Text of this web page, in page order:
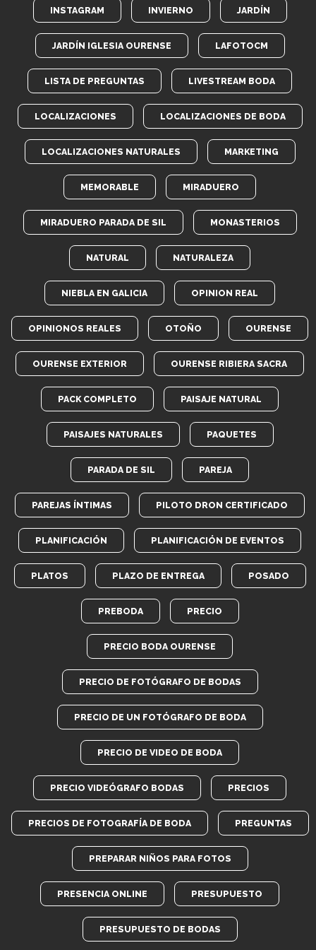
INSTAGRAM INVIERNO JARDÍN
JARDÍN IGLESIA OURENSE LAFOTOCM
LISTA DE PREGUNTAS LIVESTREAM BODA
LOCALIZACIONES LOCALIZACIONES DE BODA
LOCALIZACIONES NATURALES MARKETING
MEMORABLE MIRADUERO
MIRADUERO PARADA DE SIL MONASTERIOS
NATURAL NATURALEZA
NIEBLA EN GALICIA OPINION REAL
OPINIONOS REALES OTOÑO OURENSE
OURENSE EXTERIOR OURENSE RIBIERA SACRA
PACK COMPLETO PAISAJE NATURAL
PAISAJES NATURALES PAQUETES
PARADA DE SIL PAREJA
PAREJAS ÍNTIMAS PILOTO DRON CERTIFICADO
PLANIFICACIÓN PLANIFICACIÓN DE EVENTOS
PLATOS PLAZO DE ENTREGA POSADO
PREBODA PRECIO
PRECIO BODA OURENSE
PRECIO DE FOTÓGRAFO DE BODAS
PRECIO DE UN FOTÓGRAFO DE BODA
PRECIO DE VIDEO DE BODA
PRECIO VIDEÓGRAFO BODAS PRECIOS
PRECIOS DE FOTOGRAFÍA DE BODA PREGUNTAS
PREPARAR NIÑOS PARA FOTOS
PRESENCIA ONLINE PRESUPUESTO
PRESUPUESTO DE BODAS